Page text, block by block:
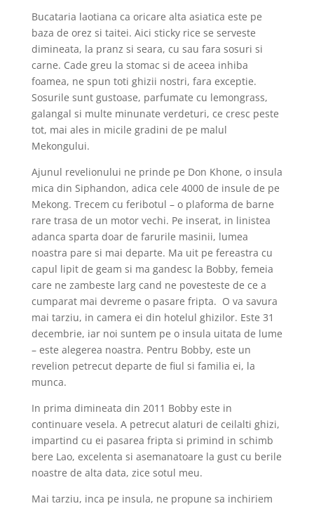
Bucataria laotiana ca oricare alta asiatica este pe
baza de orez si taitei. Aici sticky rice se serveste
dimineata, la pranz si seara, cu sau fara sosuri si
carne. Cade greu la stomac si de aceea inhiba
foamea, ne spun toti ghizii nostri, fara exceptie.
Sosurile sunt gustoase, parfumate cu lemongrass,
galangal si multe minunate verdeturi, ce cresc peste
tot, mai ales in micile gradini de pe malul
Mekongului.
Ajunul revelionului ne prinde pe Don Khone, o insula
mica din Siphandon, adica cele 4000 de insule de pe
Mekong. Trecem cu feribotul – o plaforma de barne
rare trasa de un motor vechi. Pe inserat, in linistea
adanca sparta doar de farurile masinii, lumea
noastra pare si mai departe. Ma uit pe fereastra cu
capul lipit de geam si ma gandesc la Bobby, femeia
care ne zambeste larg cand ne povesteste de ce a
cumparat mai devreme o pasare fripta. O va savura
mai tarziu, in camera ei din hotelul ghizilor. Este 31
decembrie, iar noi suntem pe o insula uitata de lume
– este alegerea noastra. Pentru Bobby, este un
revelion petrecut departe de fiul si familia ei, la
munca.
In prima dimineata din 2011 Bobby este in
continuare vesela. A petrecut alaturi de ceilalti ghizi,
impartind cu ei pasarea fripta si primind in schimb
bere Lao, excelenta si asemanatoare la gust cu berile
noastre de alta data, zice sotul meu.
Mai tarziu, inca pe insula, ne propune sa inchiriem